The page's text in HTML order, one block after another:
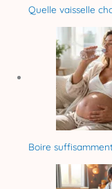
Quelle vaisselle
Boire